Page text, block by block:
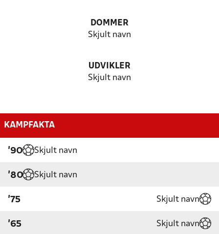
DOMMER
Skjult navn
UDVIKLER
Skjult navn
KAMPFAKTA
'90 Skjult navn
'80 Skjult navn
'75 Skjult navn
'65 Skjult navn